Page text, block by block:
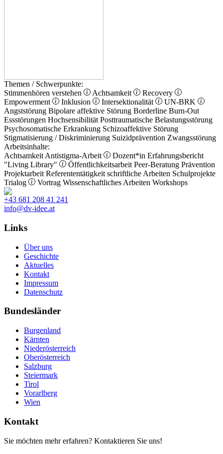
Themen / Schwerpunkte:
Stimmenhören verstehen
Achtsamkeit
Recovery
Empowerment
Inklusion Intersektionalität
UN-BRK
Angststörung Bipolare affektive Störung Borderline Burn-Out
Essstörungen Hochsensibilität Posttraumatische Belastungsstörung
Psychosomatische Erkrankung Schizoaffektive Störung
Stigmatisierung / Diskriminierung Suizidprävention Zwangsstörung
Arbeitsinhalte:
Achtsamkeit Antistigma-Arbeit Dozent*in Erfahrungsbericht
"Living Library"
Öffentlichkeitsarbeit Peer-Beratung Prävention
Projektarbeit Referententätigkeit schriftliche Arbeiten Schulprojekte
Trialog
Vortrag Wissenschaftliches Arbeiten Workshops
+43 681 208 41 241
info@dv-idee.at
Links
Über uns
Geschichte
Aktuelles
Kontakt
Impressum
Datenschutz
Bundesländer
Burgenland
Kärnten
Niederösterreich
Oberösterreich
Salzburg
Steiermark
Tirol
Vorarlberg
Wien
Kontakt
Sie möchten mehr erfahren? Kontaktieren Sie uns!